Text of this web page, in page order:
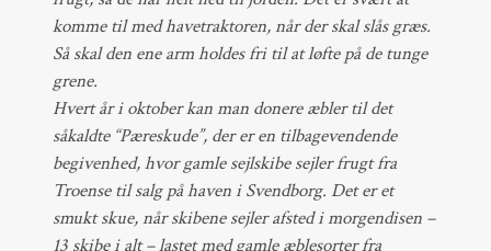
komme til med havetraktoren, når der skal slås græs.
Så skal den ene arm holdes fri til at løfte på de tunge
grene.
Hvert år i oktober kan man donere æbler til det
såkaldte “Pæreskude”, der er en tilbagevendende
begivenhed, hvor gamle sejlskibe sejler frugt fra
Troense til salg på haven i Svendborg. Det er et
smukt skue, når skibene sejler afsted i morgendisen –
13 skibe i alt – lastet med gamle æblesorter fra